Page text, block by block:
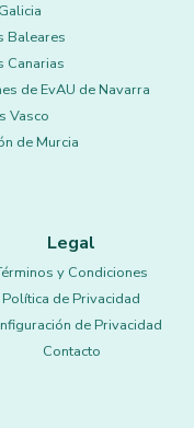
Baleares
Canarias
de EvAU de Navarra
Vasco
de Murcia
Legal
y Condiciones
Política de Privacidad
de Privacidad
Contacto